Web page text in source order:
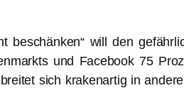
beschänken“ will den
und Facebook 75
sich krakenartig in